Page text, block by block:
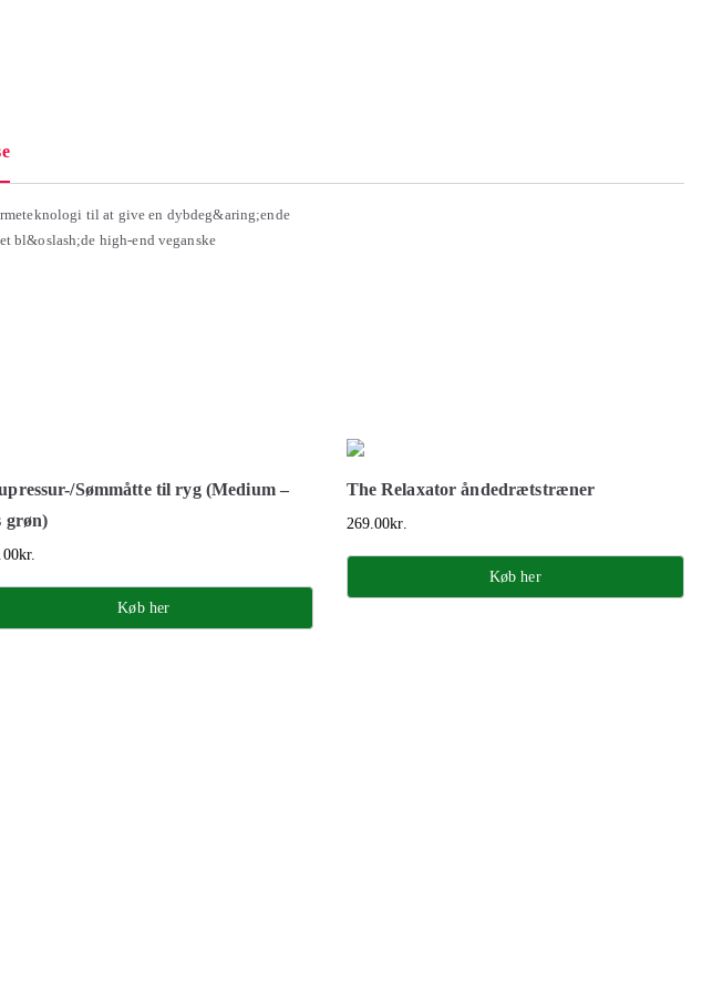
til at give en dybdeg&aring;ende
bl&oslash;de high-end veganske
Sømmåtte til ryg (Medium –
grøn)
kr.
Køb her
The Relaxator åndedrætstræner
269.00kr.
Køb her